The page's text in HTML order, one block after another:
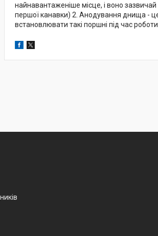
найнавантаженіше місце, і воно
першої канавки) 2. Анодування днища -
встановлювати такі поршні під час